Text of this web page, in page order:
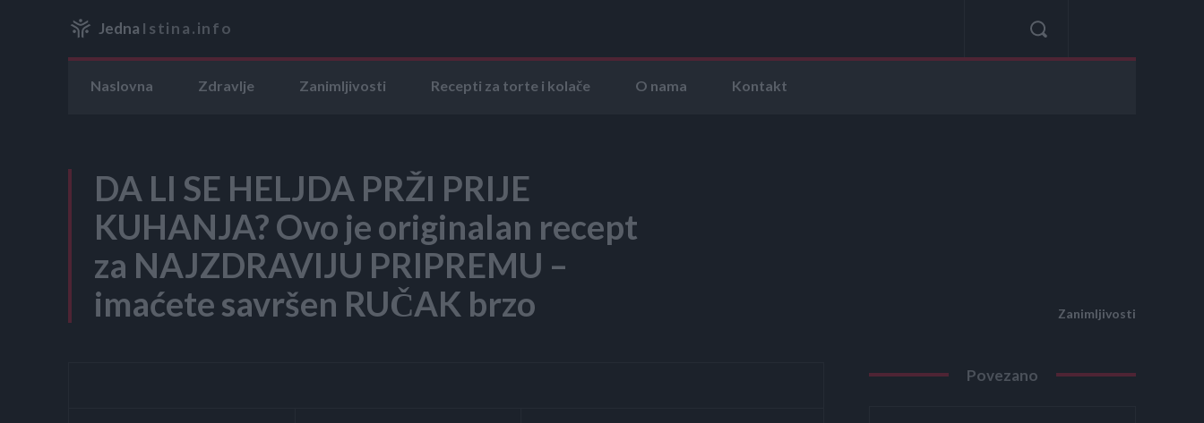
Jedna Istina.info
Naslovna Zdravlje Zanimljivosti Recepti za torte i kolače O nama Kontakt
DA LI SE HELJDA PRŽI PRIJE
KUHANJA? Ovo je originalan recept
za NAJZDRAVIJU PRIPREMU –
imaćete savršen RUČAK brzo
Zanimljivosti
Povezano